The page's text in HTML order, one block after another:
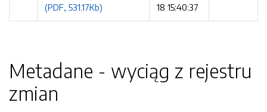
(PDF, 531.17Kb)
18 15:40:37
Metadane - wyciąg z rejestru
zmian